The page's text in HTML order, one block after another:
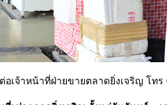
อเจ้าหน้าที่ฝ่ายขายตลาดยิ่งเจริญ โทร